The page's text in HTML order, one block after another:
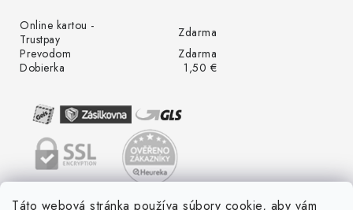
Táto webová stránka používa súbory cookie, aby vám
Online kartou -
Trustpay
Zdarma
Prevodom
Zdarma
Dobierka
1,50 €